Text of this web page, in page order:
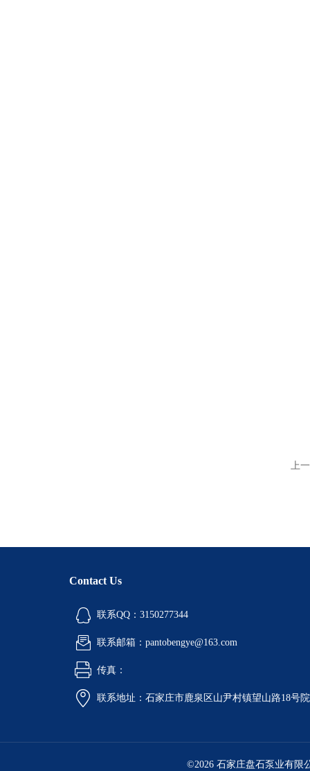
上
Contact Us
联系QQ：3150277344
联系邮箱：pantobengye@163.com
传真：
联系地址：石家庄市鹿泉区山尹村镇望山路18号
©2026 石家庄盘石泵业有限